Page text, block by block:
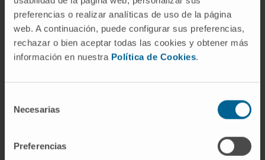
preferencias o realizar analíticas de uso de la página
web. A continuación, puede configurar sus preferencias,
rechazar o bien aceptar todas las cookies y obtener más
información en nuestra Política de Cookies.
Necesarias
Preferencias
29:5:5326. doi:10.1038/ncomms6326.
VER PUBLICACIÓN EN PUBMED